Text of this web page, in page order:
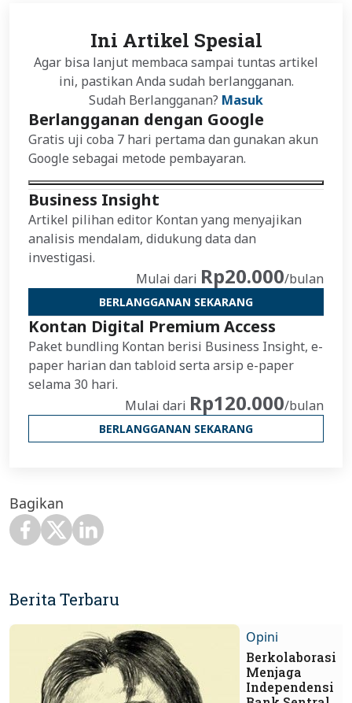
Ini Artikel Spesial
Agar bisa lanjut membaca sampai tuntas artikel
ini, pastikan Anda sudah berlangganan.
Sudah Berlangganan? Masuk
Berlangganan dengan Google
Gratis uji coba 7 hari pertama dan gunakan akun
Google sebagai metode pembayaran.
Business Insight
Artikel pilihan editor Kontan yang menyajikan
analisis mendalam, didukung data dan
investigasi.
Mulai dari Rp20.000/bulan
BERLANGGANAN SEKARANG
Kontan Digital Premium Access
Paket bundling Kontan berisi Business Insight, e-
paper harian dan tabloid serta arsip e-paper
selama 30 hari.
Mulai dari Rp120.000/bulan
BERLANGGANAN SEKARANG
Bagikan
Berita Terbaru
Opini
Berkolaborasi
Menjaga
Independensi